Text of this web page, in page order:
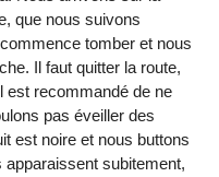
que nous suivons
tomber et nous
Il faut quitter la route,
est recommandé de ne
pas éveiller des
est noire et nous buttons
subitement,